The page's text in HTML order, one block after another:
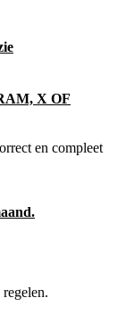
X OF
en compleet